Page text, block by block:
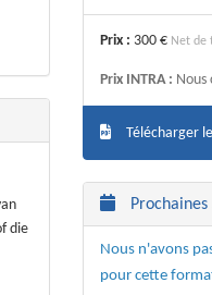
die
Prix : 300 € Net de
Prix INTRA : Nous
Télécharger
Prochaines
Nous n'avons
pour cette